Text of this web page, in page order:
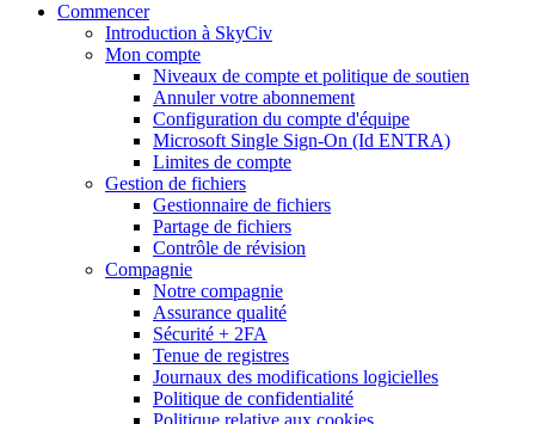
Commencer
Introduction à SkyCiv
Mon compte
Niveaux de compte et politique de soutien
Annuler votre abonnement
Configuration du compte d'équipe
Microsoft Single Sign-On (Id ENTRA)
Limites de compte
Gestion de fichiers
Gestionnaire de fichiers
Partage de fichiers
Contrôle de révision
Compagnie
Notre compagnie
Assurance qualité
Sécurité + 2FA
Tenue de registres
Journaux des modifications logicielles
Politique de confidentialité